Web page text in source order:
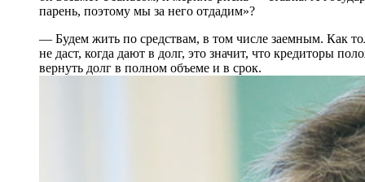
парень, поэтому мы за него отдадим»?
— Будем жить по средствам, в том числе заемным. Как
не даст, когда дают в долг, это значит, что кредиторы
вернуть долг в полном объеме и в срок.